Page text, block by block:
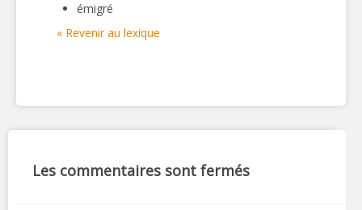
émigré
« Revenir au lexique
Les commentaires sont fermés